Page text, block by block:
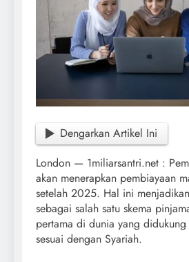
Dengarkan Artikel Ini
London — 1miliarsantri.net :
akan menerapkan pembiayaan
setelah 2025. Hal ini
sebagai salah satu skema
pertama di dunia yang
sesuai dengan Syariah.